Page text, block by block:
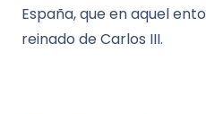
España, que en aquel
reinado de Carlos III.